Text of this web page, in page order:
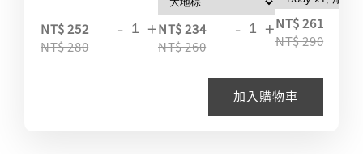
NT$ 252
NT$ 280
- +NT$ 234
NT$ 260
- +NT$ 261
NT$ 290
加入購物車